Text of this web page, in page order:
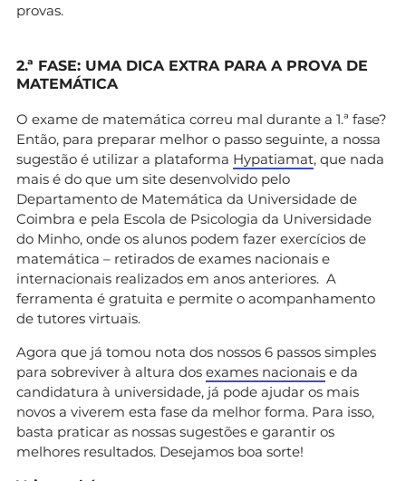
provas.
2.ª FASE: UMA DICA EXTRA PARA A PROVA DE
MATEMÁTICA
O exame de matemática correu mal durante a 1.ª fase?
Então, para preparar melhor o passo seguinte, a nossa
sugestão é utilizar a plataforma Hypatiamat, que nada
mais é do que um site desenvolvido pelo
Departamento de Matemática da Universidade de
Coimbra e pela Escola de Psicologia da Universidade
do Minho, onde os alunos podem fazer exercícios de
matemática – retirados de exames nacionais e
internacionais realizados em anos anteriores. A
ferramenta é gratuita e permite o acompanhamento
de tutores virtuais.
Agora que já tomou nota dos nossos 6 passos simples
para sobreviver à altura dos exames nacionais e da
candidatura à universidade, já pode ajudar os mais
novos a viverem esta fase da melhor forma. Para isso,
basta praticar as nossas sugestões e garantir os
melhores resultados. Desejamos boa sorte!